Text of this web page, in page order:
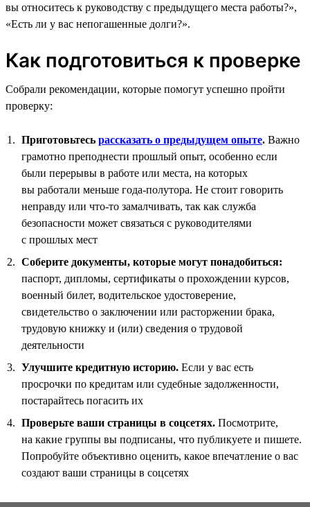
вы относитесь к руководству с предыдущего места работы?»,
«Есть ли у вас непогашенные долги?».
Как подготовиться к проверке
Собрали рекомендации, которые помогут успешно пройти
проверку:
Приготовьтесь рассказать о предыдущем опыте. Важно
грамотно преподнести прошлый опыт, особенно если
были перерывы в работе или места, на которых
вы работали меньше года-полутора. Не стоит говорить
неправду или что-то замалчивать, так как служба
безопасности может связаться с руководителями
с прошлых мест
Соберите документы, которые могут понадобиться:
паспорт, дипломы, сертификаты о прохождении курсов,
военный билет, водительское удостоверение,
свидетельство о заключении или расторжении брака,
трудовую книжку и (или) сведения о трудовой
деятельности
Улучшите кредитную историю. Если у вас есть
просрочки по кредитам или судебные задолженности,
постарайтесь погасить их
Проверьте ваши страницы в соцсетях. Посмотрите,
на какие группы вы подписаны, что публикуете и пишете.
Попробуйте объективно оценить, какое впечатление о вас
создают ваши страницы в соцсетях